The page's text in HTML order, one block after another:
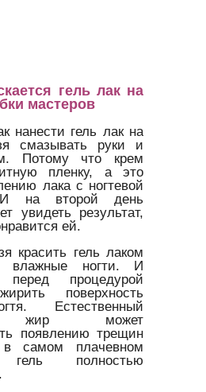
гель лак на
мастеров
нанести гель лак на
смазывать руки и
Потому что крем
пленку, а это
лака с ногтевой
И на второй день
увидеть результат,
ей.
красить гель лаком
влажные ногти. И
перед процедурой
поверхность
Естественный
жир может
появлению трещин
самом плачевном
гель полностью